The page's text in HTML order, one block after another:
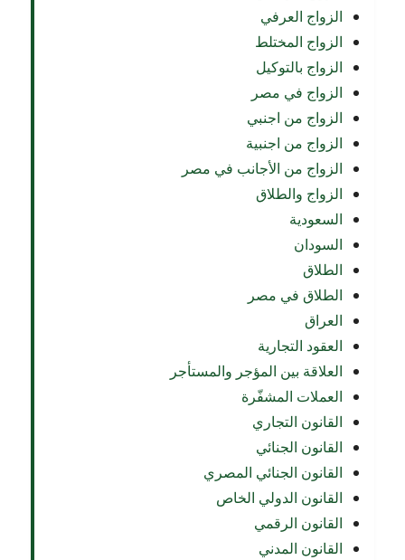
الزواج العرفي
الزواج المختلط
الزواج بالتوكيل
الزواج في مصر
الزواج من اجنبي
الزواج من اجنبية
الزواج من الأجانب في مصر
الزواج والطلاق
السعودية
السودان
الطلاق
الطلاق في مصر
العراق
العقود التجارية
العلاقة بين المؤجر والمستأجر
العملات المشفّرة
القانون التجاري
القانون الجنائي
القانون الجنائي المصري
القانون الدولي الخاص
القانون الرقمي
القانون المدني